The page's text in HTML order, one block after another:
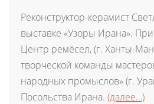
Реконструктор-керамист
выставке «Узоры Ирана».
Центр ремёсел, (г. Ханты-
творческой команды
народных промыслов» (г.
Посольства Ирана. (далее…)